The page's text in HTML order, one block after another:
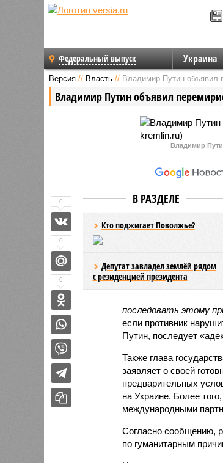
Федеральный выпуск Украина
Версия // Власть // Владимир Путин объявил
Владимир Путин объявил
Владимир
В РАЗДЕЛЕ
Кто поджигает Поволжье?
Депутат завладел землёй рядом
с резиденцией президента
последовать этому
если противник
Путин, последует
Также глава
заявляет о своей
предварительных
на Украине. Более
международными
Согласно сообщению,
по гуманитарным
0
0
0